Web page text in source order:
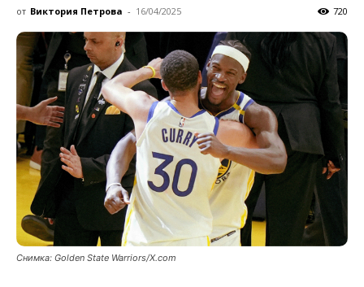
от Виктория Петрова - 16/04/2025 720
Снимка: Golden State Warriors/X.com